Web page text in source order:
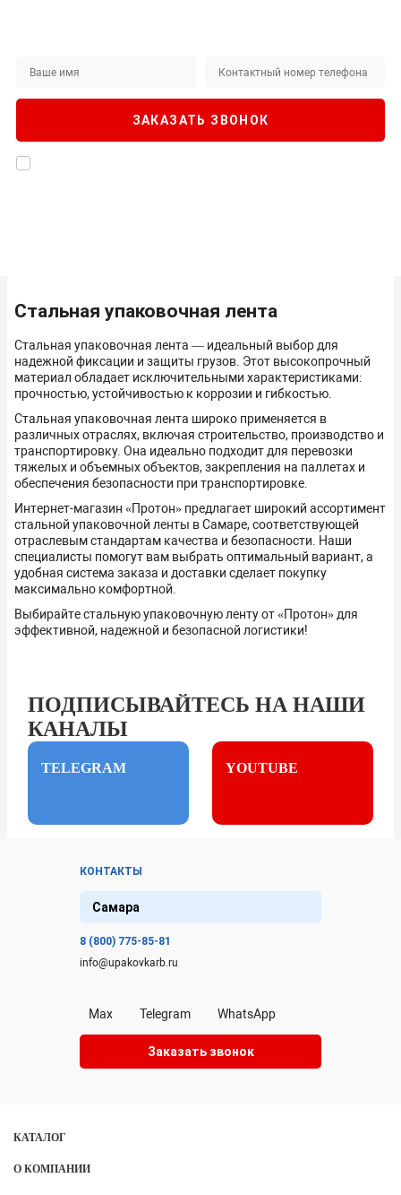
ЗАКАЗАТЬ ЗВОНОК
Стальная упаковочная лента
Стальная упаковочная лента — идеальный выбор для
надежной фиксации и защиты грузов. Этот высокопрочный
материал обладает исключительными характеристиками:
прочностью, устойчивостью к коррозии и гибкостью.
Стальная упаковочная лента широко применяется в
различных отраслях, включая строительство, производство и
транспортировку. Она идеально подходит для перевозки
тяжелых и объемных объектов, закрепления на паллетах и
обеспечения безопасности при транспортировке.
Интернет-магазин «Протон» предлагает широкий ассортимент
стальной упаковочной ленты в Самаре, соответствующей
отраслевым стандартам качества и безопасности. Наши
специалисты помогут вам выбрать оптимальный вариант, а
удобная система заказа и доставки сделает покупку
максимально комфортной.
Выбирайте стальную упаковочную ленту от «Протон» для
эффективной, надежной и безопасной логистики!
ПОДПИСЫВАЙТЕСЬ НА НАШИ
КАНАЛЫ
TELEGRAM YOUTUBE
КОНТАКТЫ
Самара
8 (800) 775-85-81
info@upakovkarb.ru
Max Telegram WhatsApp
Заказать звонок
КАТАЛОГ
О КОМПАНИИ